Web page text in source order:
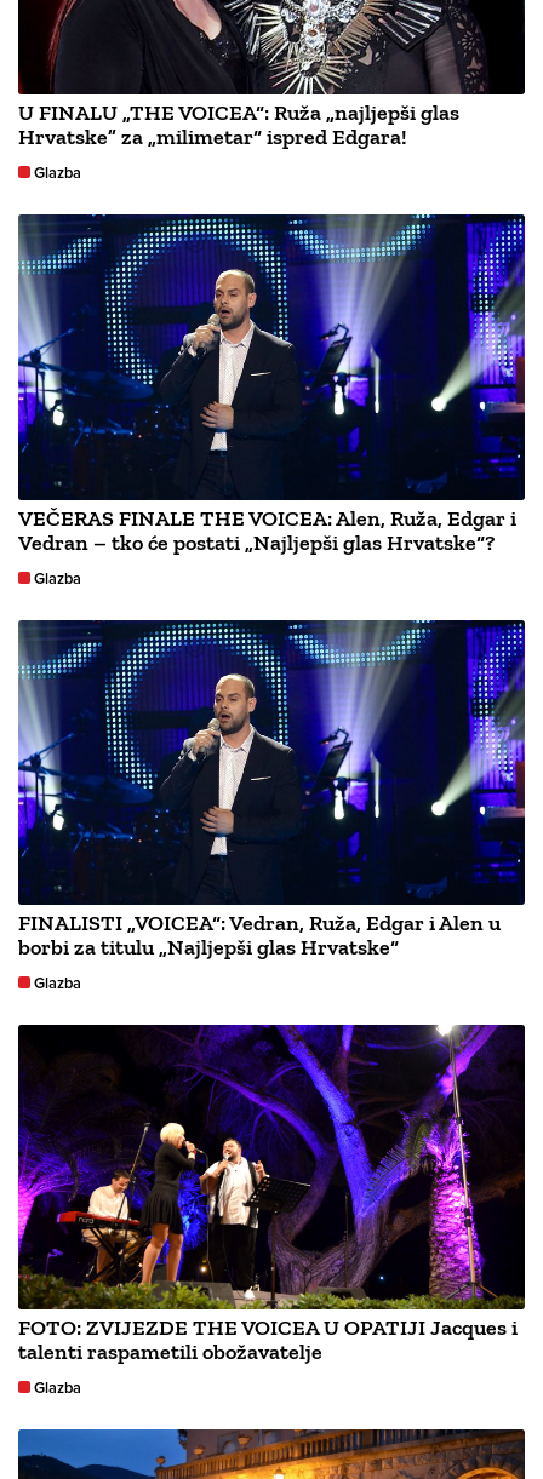
U FINALU „THE VOICEA“: Ruža „najljepši glas
Hrvatske” za „milimetar“ ispred Edgara!
Glazba
VEČERAS FINALE THE VOICEA: Alen, Ruža, Edgar i
Vedran – tko će postati „Najljepši glas Hrvatske“?
Glazba
FINALISTI „VOICEA“: Vedran, Ruža, Edgar i Alen u
borbi za titulu „Najljepši glas Hrvatske“
Glazba
FOTO: ZVIJEZDE THE VOICEA U OPATIJI Jacques i
talenti raspametili obožavatelje
Glazba